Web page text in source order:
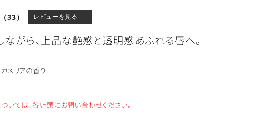
（33） レビューを見る
ながら、上品な艶感と透明感あふれる唇へ。
メリアの香り
いては、各店頭にお問い合わせください。